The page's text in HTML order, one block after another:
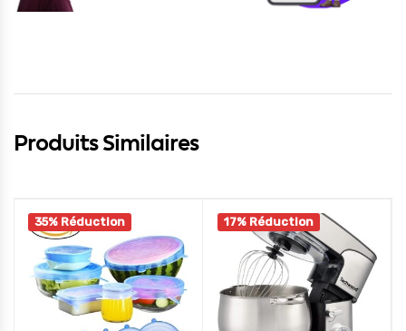
Produits Similaires
35% Réduction 17% Réduction